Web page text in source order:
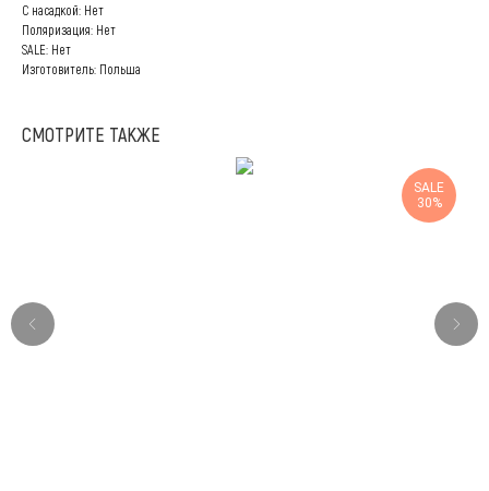
С насадкой: Нет
Поляризация: Нет
SALE: Нет
Изготовитель: Польша
СМОТРИТЕ ТАКЖЕ
SALE
30%